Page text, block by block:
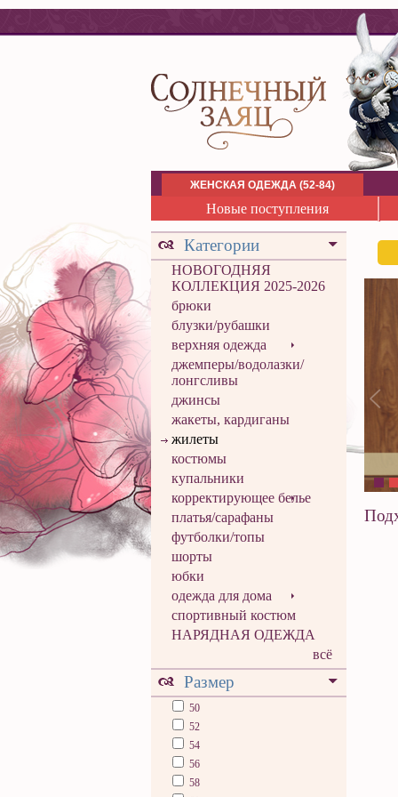
ЖЕНСКАЯ ОДЕЖДА (52-84)
Новые поступления
Категории
НОВОГОДНЯЯ
КОЛЛЕКЦИЯ 2025-2026
брюки
блузки/рубашки
верхняя одежда
джемперы/водолазки/
лонгсливы
джинсы
жакеты, кардиганы
жилеты
костюмы
купальники
корректирующее белье
платья/сарафаны
футболки/топы
шорты
юбки
одежда для дома
спортивный костюм
НАРЯДНАЯ ОДЕЖДА
всё
Размер
50
52
54
56
58